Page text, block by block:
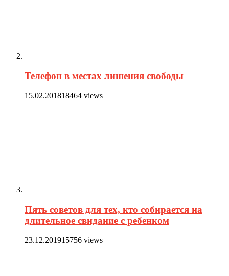
Телефон в местах лишения свободы
15.02.201818464 views
Пять советов для тех, кто собирается на
длительное свидание с ребенком
23.12.201915756 views